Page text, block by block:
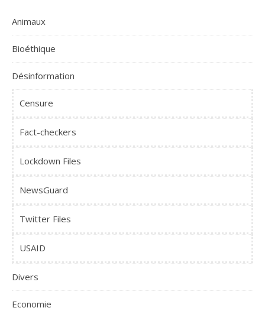
Animaux
Bioéthique
Désinformation
Censure
Fact-checkers
Lockdown Files
NewsGuard
Twitter Files
USAID
Divers
Economie